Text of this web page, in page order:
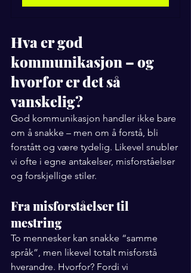
Hva er god
kommunikasjon – og
hvorfor er det så
vanskelig?
God kommunikasjon handler ikke bare
om å snakke – men om å forstå, bli
forstått og være tydelig. Likevel snubler
vi ofte i egne antakelser, misforståelser
og forskjellige stiler.
Fra misforståelser til
mestring
To mennesker kan snakke “samme
språk”, men likevel totalt misforstå
hverandre. Hvorfor? Fordi vi